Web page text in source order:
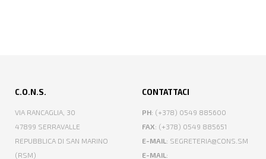
C.O.N.S.
VIA RANCAGLIA, 30
47899 SERRAVALLE
REPUBBLICA DI SAN MARINO
(RSM)
CONTATTACI
PH: (+378) 0549 885600
FAX: (+378) 0549 885651
E-MAIL : SEGRETERIA@CONS.SM
E-MAIL :